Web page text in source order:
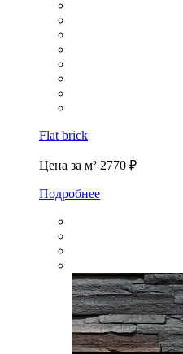
Flat brick
Цена за м² 2770 ₽
Подробнее